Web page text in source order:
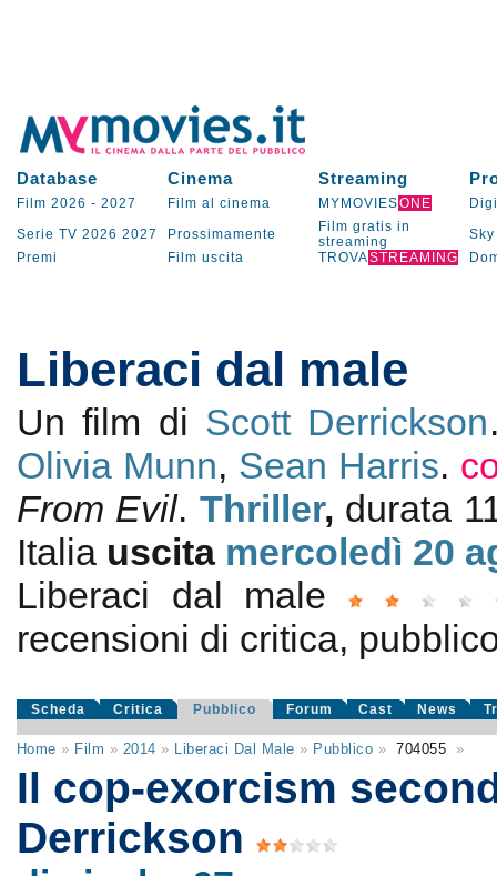
Database Cinema Streaming
Film 2026 - 2027 Film al cinema MYMOVIESONE
Serie TV 2026 2027 Prossimamente
Film gratis in
streaming
Sky
Premi
Film uscita TROVASTREAMING
Liberaci dal male
Un film di Scott Derrickson
Olivia Munn, Sean Harris.
From Evil. Thriller, durata
Italia uscita mercoledì 20
Liberaci dal male
recensioni di critica,
Scheda Critica Pubblico Forum Cast News
Home » Film » 2014 » Liberaci Dal Male » Pubblico » 704055 »
Il cop-exorcism
Derrickson